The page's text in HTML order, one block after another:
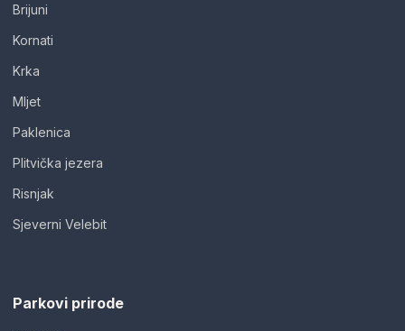
Brijuni
Kornati
Krka
Mljet
Paklenica
Plitvička jezera
Risnjak
Sjeverni Velebit
Parkovi prirode